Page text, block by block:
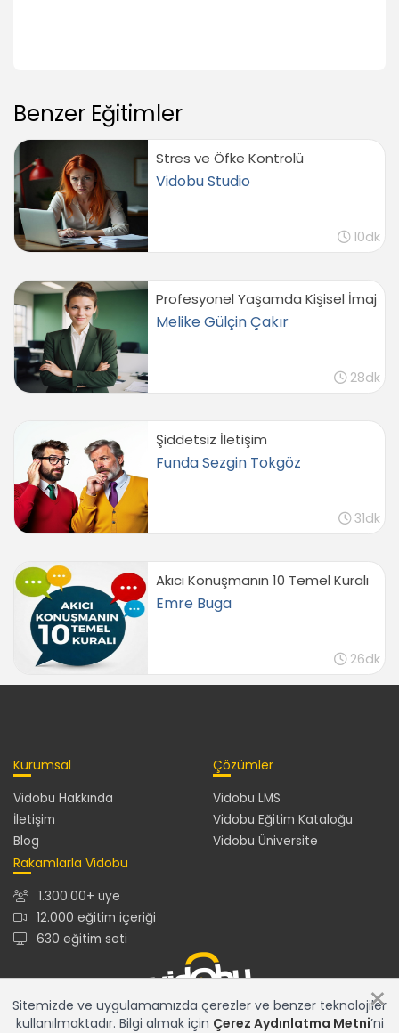
Benzer Eğitimler
Stres ve Öfke Kontrolü
Vidobu Studio
10dk
Profesyonel Yaşamda Kişisel İmaj
Melike Gülçin Çakır
28dk
Şiddetsiz İletişim
Funda Sezgin Tokgöz
31dk
Akıcı Konuşmanın 10 Temel Kuralı
Emre Buga
26dk
Kurumsal
Vidobu Hakkında
İletişim
Blog
Çözümler
Vidobu LMS
Vidobu Eğitim Kataloğu
Vidobu Üniversite
Rakamlarla Vidobu
1.300.00+ üye
12.000 eğitim içeriği
630 eğitim seti
×
Sitemizde ve uygulamamızda çerezler ve benzer teknolojiler
kullanılmaktadır. Bilgi almak için Çerez Aydınlatma Metni’ni